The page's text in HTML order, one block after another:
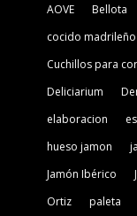
AOVE
Bellota
cocido madrileño
Cuchillos para
Deliciarium
elaboracion
hueso jamon
Jamón Ibérico
Ortiz
paleta